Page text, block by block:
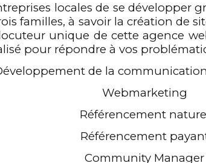
locales de se développer
familles, à savoir la création de
unique de cette agence
pour répondre à vos
de la
Webmarketing
Référencement
Référencement
Community Manager